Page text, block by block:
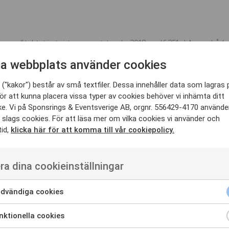
det största interna eventet under 2018 med 6.351 deltagare både
och involvera alla medarbetare i den nya affärsplanen och
öppet mötesformat likt Almedalen som bygger på det egna
av totalt 5.
webbplats använder cookies
består av små textfiler. Dessa innehåller data som lagras
att kunna placera vissa typer av cookies behöver vi inhämta ditt
Vi på Sponsrings & Eventsverige AB, orgnr. 556429-4170
cookies. För att läsa mer om vilka cookies vi använder och
klicka här för att komma till vår cookiepolicy.
dina cookieinställningar
cookies
cookies